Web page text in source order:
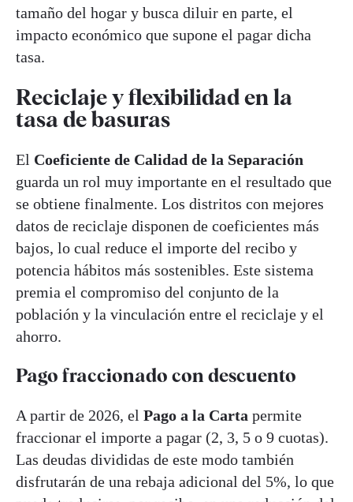
tamaño del hogar y busca diluir en parte, el
impacto económico que supone el pagar dicha
tasa.
Reciclaje y flexibilidad en la
tasa de basuras
El Coeficiente de Calidad de la Separación
guarda un rol muy importante en el resultado que
se obtiene finalmente. Los distritos con mejores
datos de reciclaje disponen de coeficientes más
bajos, lo cual reduce el importe del recibo y
potencia hábitos más sostenibles. Este sistema
premia el compromiso del conjunto de la
población y la vinculación entre el reciclaje y el
ahorro.
Pago fraccionado con descuento
A partir de 2026, el Pago a la Carta permite
fraccionar el importe a pagar (2, 3, 5 o 9 cuotas).
Las deudas divididas de este modo también
disfrutarán de una rebaja adicional del 5%, lo que